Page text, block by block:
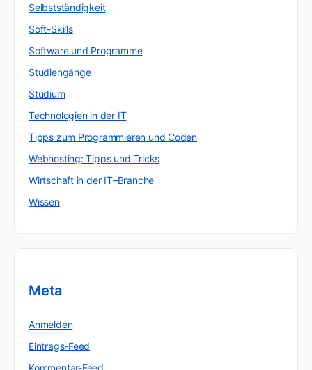
Selbstständigkeit
Soft-Skills
Software und Programme
Studiengänge
Studium
Technologien in der IT
Tipps zum Programmieren und Coden
Webhosting: Tipps und Tricks
Wirtschaft in der IT–Branche
Wissen
Meta
Anmelden
Eintrags-Feed